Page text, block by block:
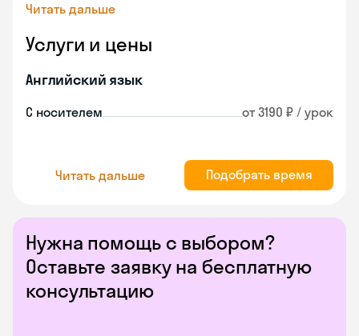
Нужна помощь с выбором?
Оставьте заявку на бесплатную
консультацию
Читать дальше
Услуги и цены
Английский язык
С носителем от 3190 ₽ / урок
Читать дальше Подобрать время